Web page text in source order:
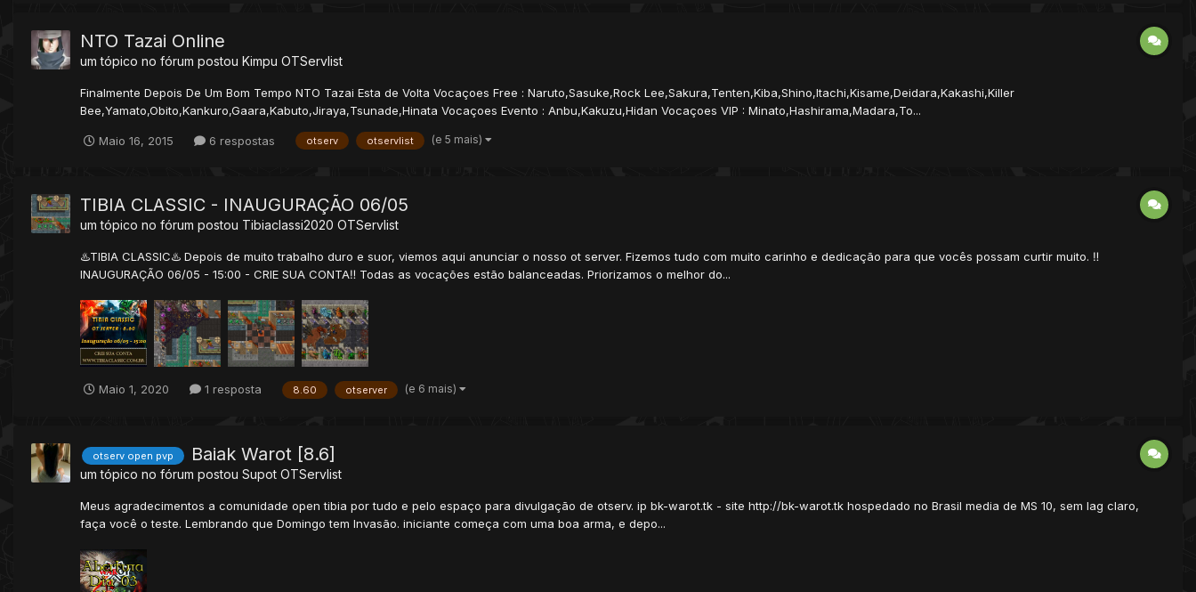
NTO Tazai Online
um tópico no fórum postou Kimpu OTServlist
Finalmente Depois De Um Bom Tempo NTO Tazai Esta de Volta Vocaçoes Free : Naruto,Sasuke,Rock Lee,Sakura,Tenten,Kiba,Shino,Itachi,Kisame,Deidara,Kakashi,Killer
Bee,Yamato,Obito,Kankuro,Gaara,Kabuto,Jiraya,Tsunade,Hinata Vocaçoes Evento : Anbu,Kakuzu,Hidan Vocaçoes VIP : Minato,Hashirama,Madara,To...
Maio 16, 2015 6 respostas otserv otservlist (e 5 mais)
TIBIA CLASSIC - INAUGURAÇÃO 06/05
um tópico no fórum postou Tibiaclassi2020 OTServlist
♨️TIBIA CLASSIC♨️ Depois de muito trabalho duro e suor, viemos aqui anunciar o nosso ot server. Fizemos tudo com muito carinho e dedicação para que vocês possam curtir muito. ‼️
INAUGURAÇÃO 06/05 - 15:00 - CRIE SUA CONTA‼️ Todas as vocações estão balanceadas. Priorizamos o melhor do...
Maio 1, 2020 1 resposta 8.60 otserver (e 6 mais)
otserv open pvp Baiak Warot [8.6]
um tópico no fórum postou Supot OTServlist
Meus agradecimentos a comunidade open tibia por tudo e pelo espaço para divulgação de otserv. ip bk-warot.tk - site http://bk-warot.tk hospedado no Brasil media de MS 10, sem lag claro,
faça você o teste. Lembrando que Domingo tem Invasão. iniciante começa com uma boa arma, e depo...